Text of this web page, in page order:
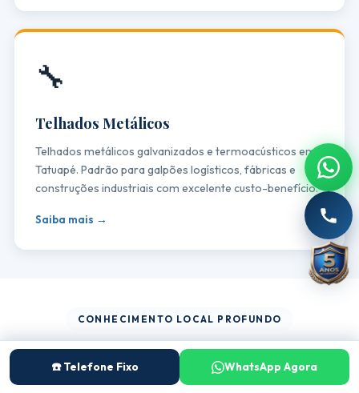
☎️ Telefone Fixo WhatsApp Agora
🔧
Telhados Metálicos
Telhados metálicos galvanizados e termoacústicos em
Tatuapé. Padrão para galpões logísticos, fábricas e
construções industriais com excelente custo-benefício.
Saiba mais →
CONHECIMENTO LOCAL PROFUNDO
Telhados Característicos de
Tatuapé